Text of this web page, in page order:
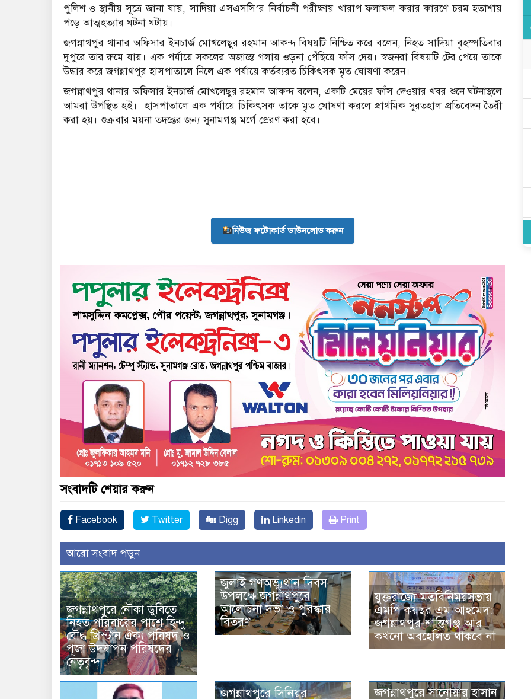
পুলিশ ও স্থানীয় সূত্রে জানা যায়, সাদিয়া এসএসসি’র নির্বাচনী পরীক্ষায় খারাপ ফলাফল করার কারণে চরম হতাশায়
পড়ে আত্মহত্যার ঘটনা ঘটায়।
জগন্নাথপুর থানার অফিসার ইনচার্জ মোখলেছুর রহমান আকন্দ বিষয়টি নিশ্চিত করে বলেন, নিহত সাদিয়া বৃহস্পতিবার
দুপুরে তার রুমে যায়। এক পর্যায়ে সকলের অজান্তে গলায় ওড়না পেঁছিয়ে ফাঁস দেয়। স্বজনরা বিষয়টি টের পেয়ে তাকে
উদ্ধার করে জগন্নাথপুর হাসপাতালে নিলে এক পর্যায়ে কর্তব্যরত চিকিৎসক মৃত ঘোষণা করেন।
জগন্নাথপুর থানার অফিসার ইনচার্জ মোখলেছুর রহমান আকন্দ বলেন, একটি মেয়ের ফাঁস দেওয়ার খবর শুনে ঘটনাস্থলে
আমরা উপস্থিত হই। হাসপাতালে এক পর্যায়ে চিকিৎসক তাকে মৃত ঘোষণা করলে প্রাথমিক সুরতহাল প্রতিবেদন তৈরী
করা হয়। শুক্রবার ময়না তদন্তের জন্য সুনামগঞ্জ মর্গে প্রেরণ করা হবে।
নিউজ ফটোকার্ড ডাউনলোড করুন
সংবাদটি শেয়ার করুন
Facebook Twitter Digg Linkedin Print
আরো সংবাদ পড়ুন
জগন্নাথপুরে নৌকা ডুবিতে
নিহত পরিবারের পাশে হিন্দু
বৌদ্ধ খ্রিস্টান ঐক্য পরিষদ ও
পূজা উদযাপন পরিষদের
নেতৃবৃন্দ
জুলাই গণঅভ্যূথান দিবস
উপলক্ষে জগন্নাথপুরে
আলোচনা সভা ও পুরস্কার
বিতরণ
যুক্তরাজ্যে মতবিনিময়সভায়
এমপি কয়ছর এম আহমেদ:
জগন্নাথপুর-শান্তিগঞ্জ আর
কখনো অবহেলিত থাকবে না
জগন্নাথপুরে সিনিয়র
জগন্নাথপুরে সানোয়ার হাসান